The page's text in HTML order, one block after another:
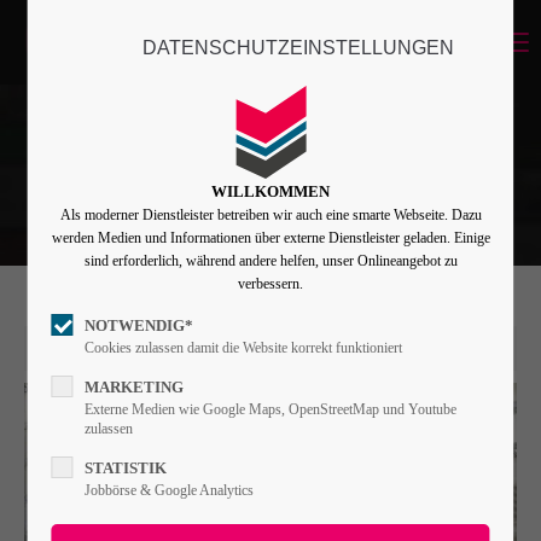
Passwort
Angemeldet bleiben
Anmelden
Register
Menu
10. Jul 2026
DATENSCHUTZEINSTELLUNGEN
WILLKOMMEN
Als moderner Dienstleister betreiben wir auch eine smarte Webseite. Dazu
werden Medien und Informationen über externe Dienstleister geladen. Einige
sind erforderlich, während andere helfen, unser Onlineangebot zu
verbessern.
NOTWENDIG*
Cookies zulassen damit die Website korrekt funktioniert
MARKETING
Externe Medien wie Google Maps, OpenStreetMap und Youtube
zulassen
STATISTIK
Jobbörse & Google Analytics